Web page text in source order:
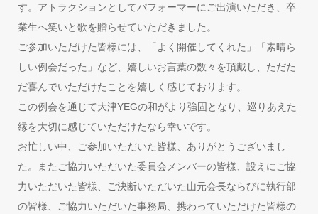
す。アトラクションとしてパフォーマーにご出演いただき、卒
業生へ笑いと歌を贈らせていただきました。
ご参加いただけた皆様には、「よく開催してくれた」「素晴ら
しい例会だった」など、嬉しいお言葉の数々を頂戴し、ただた
だ喜んでいただけたことを嬉しく感じております。
この例会を通じて大津YEGの和がより強固となり、巡りあえた
縁を大切に感じていただけたなら幸いです。
お忙しい中、ご参加いただいた皆様、ありがとうございまし
た。またご協力いただいた委員会メンバーの皆様、設えにご協
力いただいた皆様、ご決断いただいた山元会長ならびに執行部
の皆様、ご協力いただいた事務局、携わっていただけた皆様の